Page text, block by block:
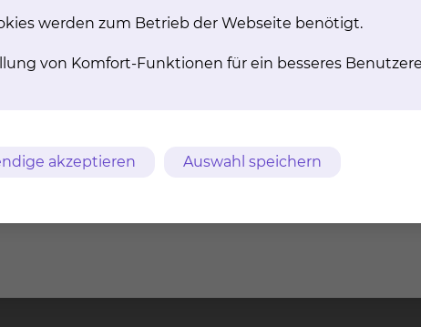
werden zum Betrieb der Webseite benötigt.
von Komfort-Funktionen für ein besseres
akzeptieren Auswahl speichern